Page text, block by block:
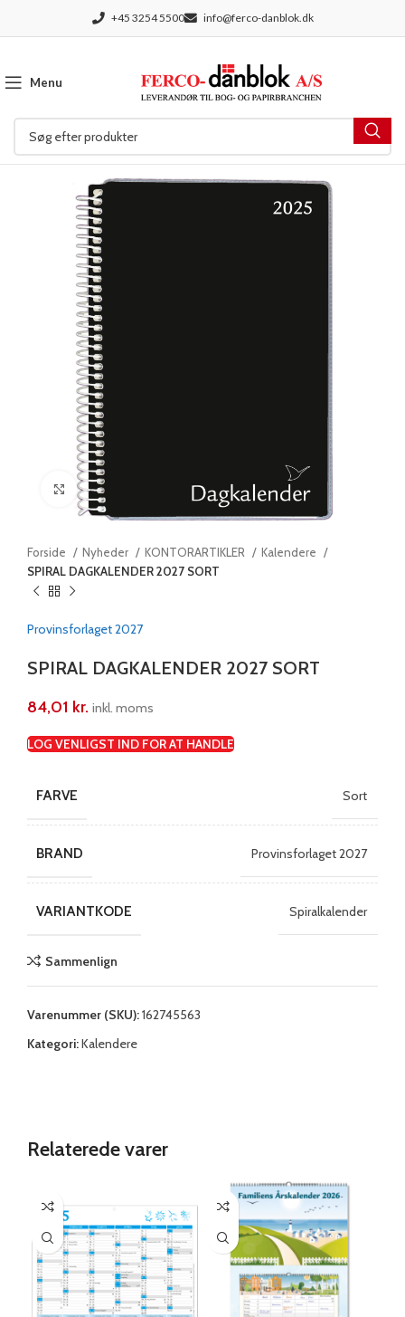
+45 3254 5500 info@ferco-danblok.dk
Menu
Klik for at forstørre
Forside Nyheder KONTORARTIKLER
Kalendere
SPIRAL DAGKALENDER 2027 SORT
Provinsforlaget 2027
SPIRAL DAGKALENDER 2027 SORT
84,01 kr. inkl. moms
LOG VENLIGST IND FOR AT HANDLE
FARVE Sort
BRAND Provinsforlaget 2027
VARIANTKODE Spiralkalender
Sammenlign
Varenummer (SKU):162745563
Kategori:Kalendere
Relaterede varer